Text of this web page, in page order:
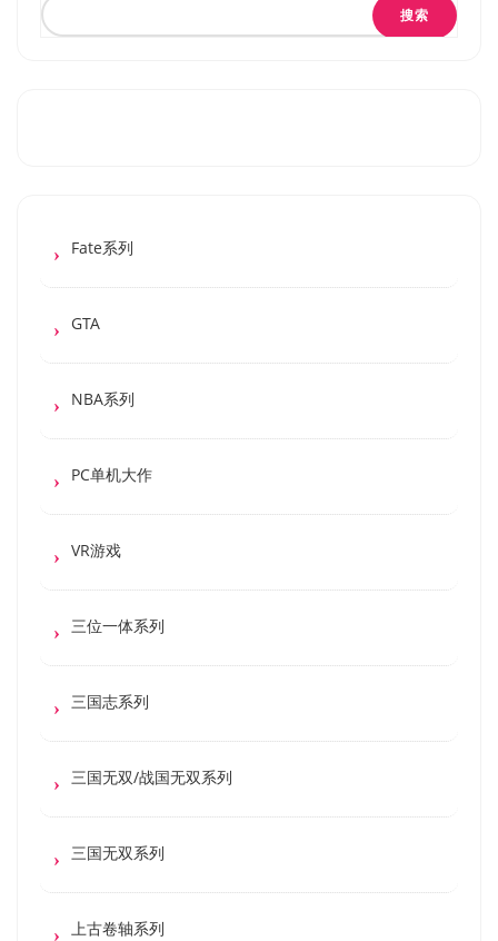
搜索
Fate系列
GTA
NBA系列
PC单机大作
VR游戏
三位一体系列
三国志系列
三国无双/战国无双系列
三国无双系列
上古卷轴系列